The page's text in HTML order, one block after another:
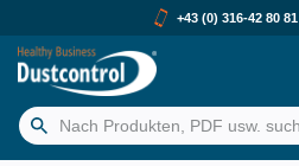
+43 (0) 316-42 80 81
Suchen